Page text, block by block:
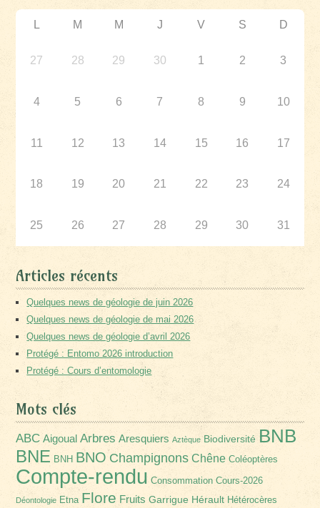
L M M J V S D
27 28 29 30 1 2 3
4 5 6 7 8 9 10
11 12 13 14 15 16 17
18 19 20 21 22 23 24
25 26 27 28 29 30 31
Articles récents
Quelques news de géologie de juin 2026
Quelques news de géologie de mai 2026
Quelques news de géologie d’avril 2026
Protégé : Entomo 2026 introduction
Protégé : Cours d’entomologie
Mots clés
ABC Aigoual Arbres Aresquiers Aztèque Biodiversité BNB
BNE BNH BNO Champignons Chêne Coléoptères
Compte-rendu Consommation Cours-2026
Déontologie Etna Flore Fruits Garrigue Hérault Hétérocères